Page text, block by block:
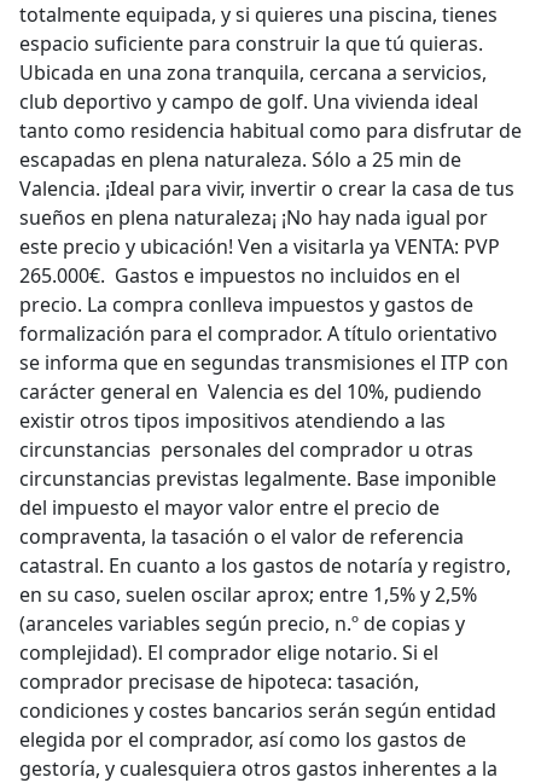
totalmente equipada, y si quieres una piscina, tienes
espacio suficiente para construir la que tú quieras.
Ubicada en una zona tranquila, cercana a servicios,
club deportivo y campo de golf. Una vivienda ideal
tanto como residencia habitual como para disfrutar de
escapadas en plena naturaleza. Sólo a 25 min de
Valencia. ¡Ideal para vivir, invertir o crear la casa de tus
sueños en plena naturaleza¡ ¡No hay nada igual por
este precio y ubicación! Ven a visitarla ya VENTA: PVP
265.000€. Gastos e impuestos no incluidos en el
precio. La compra conlleva impuestos y gastos de
formalización para el comprador. A título orientativo
se informa que en segundas transmisiones el ITP con
carácter general en Valencia es del 10%, pudiendo
existir otros tipos impositivos atendiendo a las
circunstancias personales del comprador u otras
circunstancias previstas legalmente. Base imponible
del impuesto el mayor valor entre el precio de
compraventa, la tasación o el valor de referencia
catastral. En cuanto a los gastos de notaría y registro,
en su caso, suelen oscilar aprox; entre 1,5% y 2,5%
(aranceles variables según precio, n.º de copias y
complejidad). El comprador elige notario. Si el
comprador precisase de hipoteca: tasación,
condiciones y costes bancarios serán según entidad
elegida por el comprador, así como los gastos de
gestoría, y cualesquiera otros gastos inherentes a la